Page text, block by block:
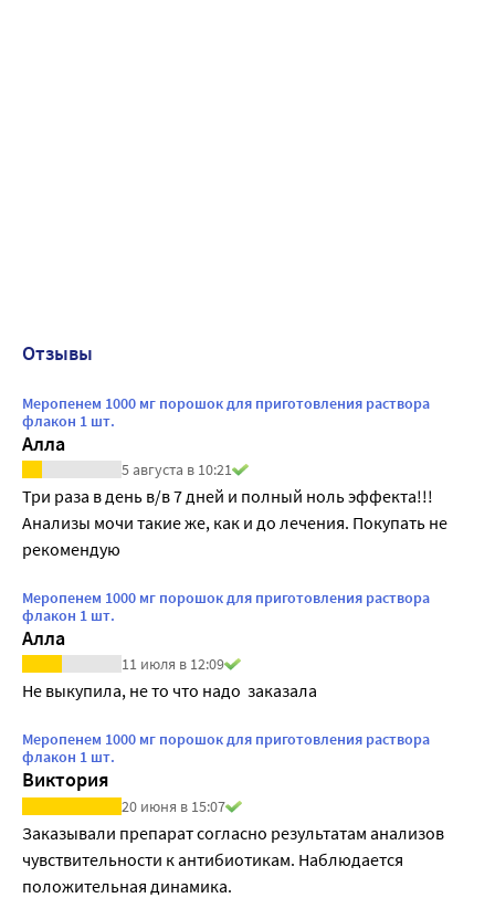
Отзывы
Меропенем 1000 мг порошок для приготовления раствора
флакон 1 шт.
Алла
5 августа в 10:21
Три раза в день в/в 7 дней и полный ноль эффекта!!!
Анализы мочи такие же, как и до лечения. Покупать не
рекомендую
Меропенем 1000 мг порошок для приготовления раствора
флакон 1 шт.
Алла
11 июля в 12:09
Не выкупила, не то что надо  заказала
Меропенем 1000 мг порошок для приготовления раствора
флакон 1 шт.
Виктория
20 июня в 15:07
Заказывали препарат согласно результатам анализов
чувствительности к антибиотикам. Наблюдается
положительная динамика.